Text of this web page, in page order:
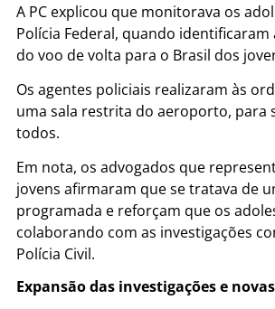
A PC explicou que monitorava os
Polícia Federal, quando identificaram
do voo de volta para o Brasil dos
Os agentes policiais realizaram às
uma sala restrita do aeroporto, para
todos.
Em nota, os advogados que
jovens afirmaram que se tratava de
programada e reforçam que os
colaborando com as investigações
Polícia Civil.
Expansão das investigações e